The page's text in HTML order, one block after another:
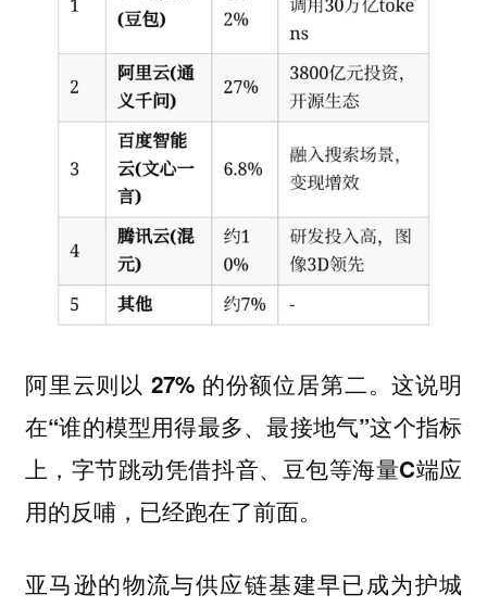
阿里云则以 27% 的份额位居第二。这说明
在“谁的模型用得最多、最接地气”这个指标
上，字节跳动凭借抖音、豆包等海量C端应
用的反哺，已经跑在了前面。
亚马逊的物流与供应链基建早已成为护城